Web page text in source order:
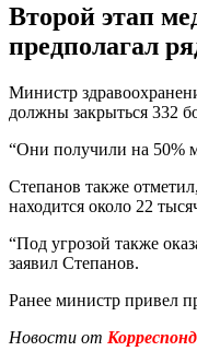
Второй этап
предполагал
Министр
должны закрыться 332
“Они получили на 50%
Степанов также
находится около 22
“Под угрозой также
заявил Степанов.
Ранее министр привел
Новости от